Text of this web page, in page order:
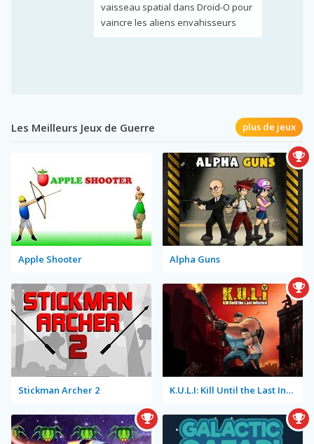
vaisseau spatial dans Droid-O pour
vaincre les aliens envahisseurs
Les Meilleurs Jeux de Guerre plus de jeux
Apple Shooter Alpha Guns
Stickman Archer 2 K.U.L.I: Kill Until the Last Infected